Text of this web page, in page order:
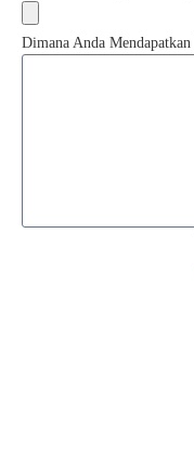
Dimana Anda